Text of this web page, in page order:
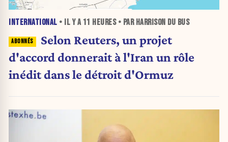
INTERNATIONAL • IL Y A 11 HEURES• PAR HARRISON DU BUS
Selon Reuters, un projet
d'accord donnerait à l'Iran un rôle
inédit dans le détroit d'Ormuz